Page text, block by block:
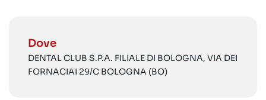
Dove
DENTAL CLUB S.P.A. FILIALE DI BOLOGNA, VIA DEI
FORNACIAI 29/C BOLOGNA (BO)